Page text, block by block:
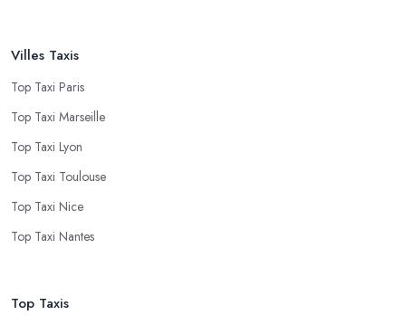
Villes Taxis
Top Taxi Paris
Top Taxi Marseille
Top Taxi Lyon
Top Taxi Toulouse
Top Taxi Nice
Top Taxi Nantes
Top Taxis